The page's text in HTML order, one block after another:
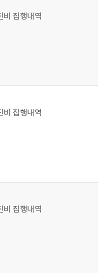
집행내역
집행내역
집행내역